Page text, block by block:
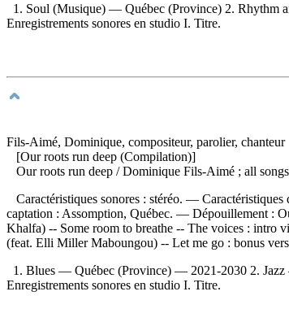
1. Soul (Musique) — Québec (Province) 2.
Enregistrements sonores en studio I. Titre.
Fils-Aimé, Dominique, compositeur, parolier, chanteur
[Our roots run deep (Compilation)]
Our roots run deep / Dominique Fils-Aimé ; all
Caractéristiques sonores : stéréo. —
captation : Assomption, Québec. — Dépouillement :
Khalfa) -- Some room to breathe -- The voices : intro
(feat. Elli Miller Maboungou) -- Let me go : bonus
1. Blues — Québec (Province) — 2021-2030 2.
Enregistrements sonores en studio I. Titre.